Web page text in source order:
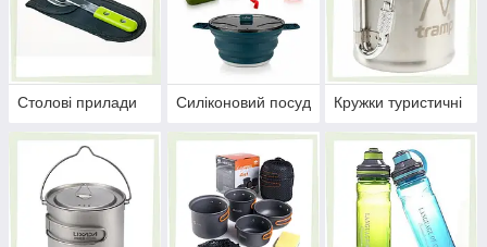
Столові прилади Силіконовий посуд Кружки туристичні